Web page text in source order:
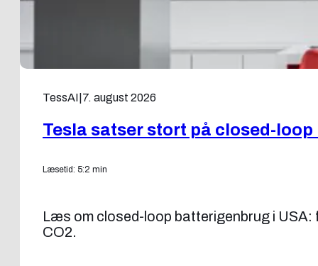
TessAI 7. august 2026
Tesla satser stort på closed-
Læsetid: 5:2 min
Læs om closed-loop batterigenbrug i USA:
CO2.